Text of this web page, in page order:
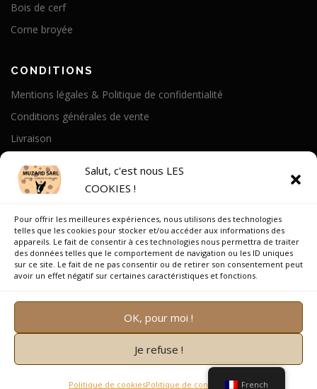
Salut, c'est nous LES
COOKIES !
Pour offrir les meilleures expériences, nous utilisons des technologies
telles que les cookies pour stocker et/ou accéder aux informations des
appareils. Le fait de consentir à ces technologies nous permettra de traiter
des données telles que le comportement de navigation ou les ID uniques
sur ce site. Le fait de ne pas consentir ou de retirer son consentement peut
avoir un effet négatif sur certaines caractéristiques et fonctions.
OK, pour moi !
Je refuse !
Politique de cookiesPolitique de confidentialité
Bois de cerf
Corne broyée
CONDITIONS
Mentions légales & Politique de confidentialité
Conditions générales de vente
Livraison
Notre Histoire
On parle de nous
Recrutement
Copyright © 2026 Muzard SARL
FameThemes. Traduit par Wp Trads.
French